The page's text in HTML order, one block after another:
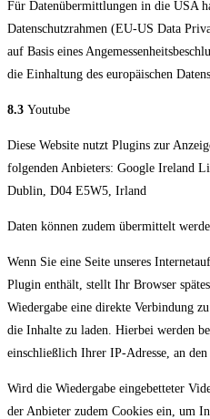
Für Datenübermittlungen in die USA
Datenschutzrahmen (EU-US Data
auf Basis eines
die Einhaltung des europäischen
8.3 Youtube
Diese Website nutzt Plugins zur
folgenden Anbieters: Google Ireland
Dublin, D04 E5W5, Irland
Daten können zudem übermittelt
Wenn Sie eine Seite unseres
Plugin enthält, stellt Ihr Browser
Wiedergabe eine direkte Verbindung
die Inhalte zu laden. Hierbei werden
einschließlich Ihrer IP-Adresse, an
Wird die Wiedergabe eingebetteter
der Anbieter zudem Cookies ein, um